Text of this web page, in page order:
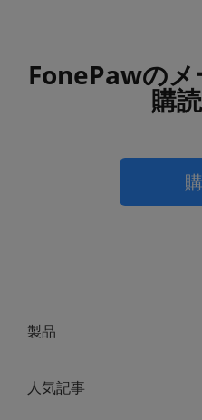
FonePawの
購
製品
人気記事